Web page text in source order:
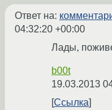
Ответ на:
04:32:20 +00:00
Лады,
b00t
19.03.2013
Ссылка